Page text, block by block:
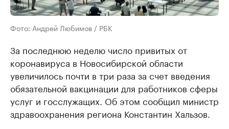
Фото: Андрей Любимов / РБК
За последнюю неделю число привитых от
коронавируса в Новосибирской области
увеличилось почти в три раза за счет введения
обязательной вакцинации для работников сферы
услуг и госслужащих. Об этом сообщил министр
здравоохранения региона Константин Хальзов.